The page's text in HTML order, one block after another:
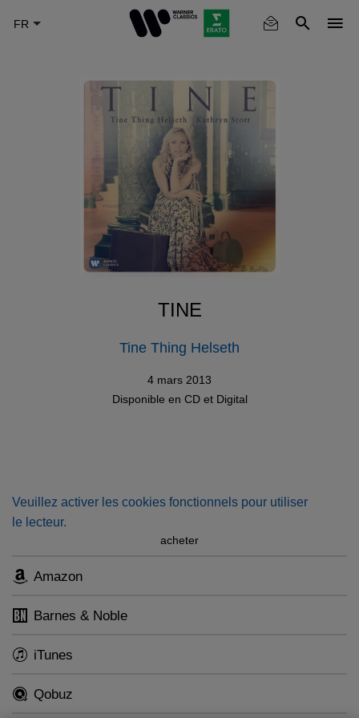
TINE
Tine Thing Helseth
4 mars 2013
Disponible en CDet Digital
Veuillez activer les cookies fonctionnels pour utiliser
le lecteur.
acheter
Amazon
Barnes & Noble
iTunes
Qobuz